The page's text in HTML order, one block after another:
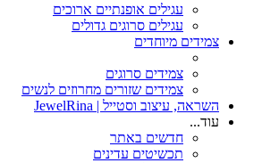
עגילים אופנתיים ארוכים
עגילים סרוגים גדולים
צמידים מיוחדים
צמידים סרוגים
צמידים שזורים מחרוזים לנשים
השראה, עיצוב וסטייל | JewelRina
עוד...
חדשים באתר
תכשיטים עדינים